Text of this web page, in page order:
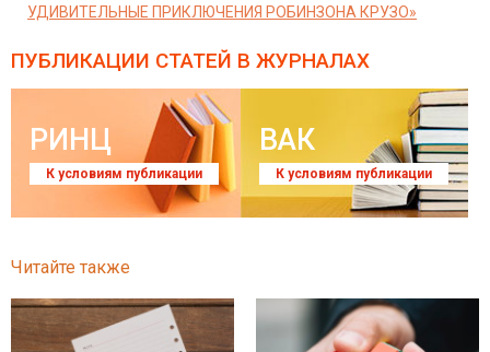
УДИВИТЕЛЬНЫЕ ПРИКЛЮЧЕНИЯ РОБИНЗОНА КРУЗО»
ПУБЛИКАЦИИ СТАТЕЙ В ЖУРНАЛАХ
РИНЦ
К условиям публикации
ВАК
К условиям публикации
Читайте также